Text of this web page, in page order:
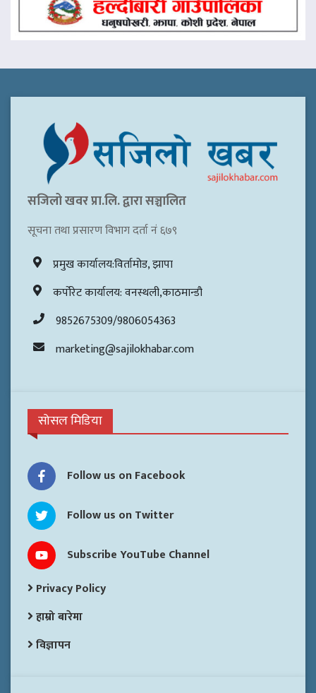
सजिलो खवर प्रा.लि. द्वारा सञ्चालित
सूचना तथा प्रसारण विभाग दर्ता नं ६७९
प्रमुख कार्यालय:विर्तामोड, झापा
कर्पोरेट कार्यालय: वनस्थली,काठमान्डौ
9852675309/9806054363
marketing@sajilokhabar.com
सोसल मिडिया
Follow us on Facebook
Follow us on Twitter
Subscribe YouTube Channel
Privacy Policy
हाम्रो बारेमा
विज्ञापन